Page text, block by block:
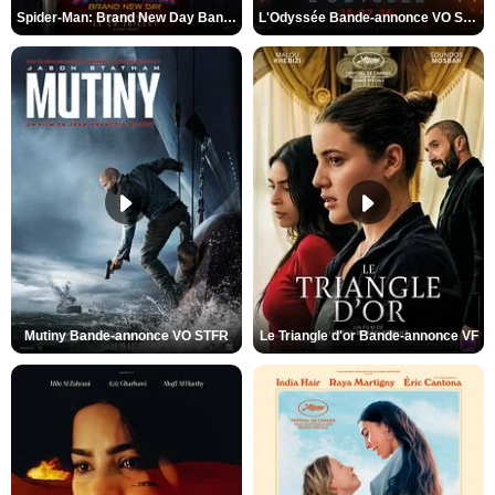
Spider-Man: Brand New Day Bande-annonce VO STFR L'Odyssée Bande-annonce VO STFR
Mutiny Bande-annonce VO STFR Le Triangle d'or Bande-annonce VF